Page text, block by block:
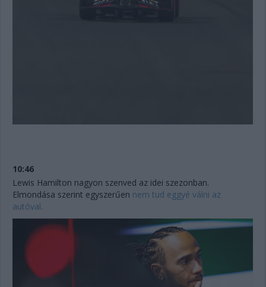
10:46
Lewis Hamilton nagyon szenved az idei szezonban.
Elmondása szerint egyszerűen nem tud eggyé válni az
autóval.